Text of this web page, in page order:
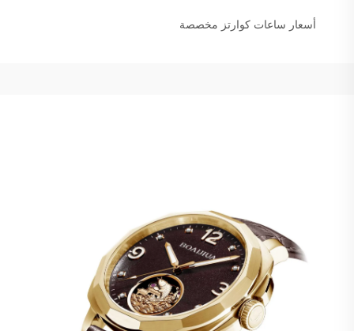
أسعار ساعات كوارتز مخصصة